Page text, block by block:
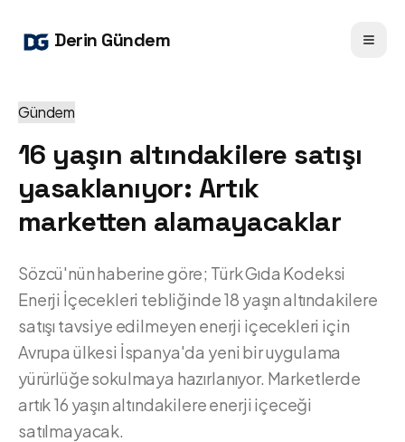
Derin Gündem
Gündem
16 yaşın altındakilere satışı
yasaklanıyor: Artık
marketten alamayacaklar
Sözcü'nün haberine göre; Türk Gıda Kodeksi
Enerji İçecekleri tebliğinde 18 yaşın altındakilere
satışı tavsiye edilmeyen enerji içecekleri için
Avrupa ülkesi İspanya'da yeni bir uygulama
yürürlüğe sokulmaya hazırlanıyor. Marketlerde
artık 16 yaşın altındakilere enerji içeceği
satılmayacak.